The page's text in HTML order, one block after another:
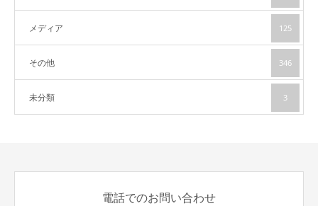
メディア 125
その他 346
未分類 3
電話でのお問い合わせ